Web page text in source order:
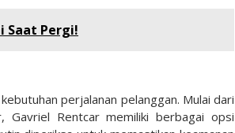
Saat Pergi!
perjalanan pelanggan. Mulai dari
Gavriel Rentcar memiliki berbagai opsi